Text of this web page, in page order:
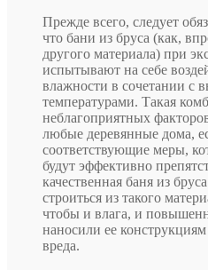
Прежде всего, следует
что бани из бруса (как,
другого материала) при
испытывают на себе
влажности в сочетании с
температурами. Такая
неблагоприятных
любые деревянные дома,
соответствующие меры,
будут эффективно
качественная баня из
строиться из такого
чтобы и влага, и
наносили ее
вреда.